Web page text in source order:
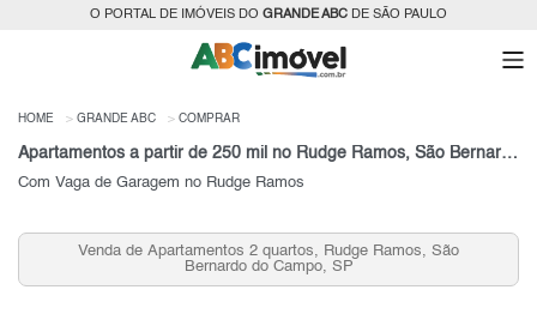
O PORTAL DE IMÓVEIS DO GRANDE ABC DE SÃO PAULO
HOME GRANDE ABC COMPRAR
Apartamentos a partir de 250 mil no Rudge Ramos, São Bernardo do Campo, SP
Com Vaga de Garagem no Rudge Ramos
Venda de Apartamentos 2 quartos, Rudge Ramos, São
Bernardo do Campo, SP